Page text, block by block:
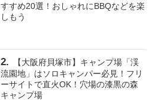
すすめ20選！おしゃれにBBQなどを楽
しもう
【大阪府貝塚市】キャンプ場「渓
流園地」はソロキャンパー必見！フリ
ーサイトで直火OK！穴場の漆黒の森
キャンプ場